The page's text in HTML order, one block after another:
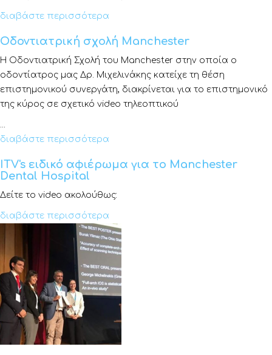
διαβάστε περισσότερα
Οδοντιατρική σχολή Manchester
Η Οδοντιατρική Σχολή του Manchester στην οποία ο
οδοντίατρος μας Δρ. Μιχελινάκης κατείχε τη θέση
επιστημονικού συνεργάτη, διακρίνεται για το επιστημονικό
της κύρος σε σχετικό video τηλεοπτικού
διαβάστε περισσότερα
ITV's ειδικό αφιέρωμα για το Manchester
Dental Hospital
Δείτε το video ακολούθως:
διαβάστε περισσότερα